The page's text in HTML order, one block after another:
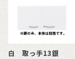
白 取っ手13銀